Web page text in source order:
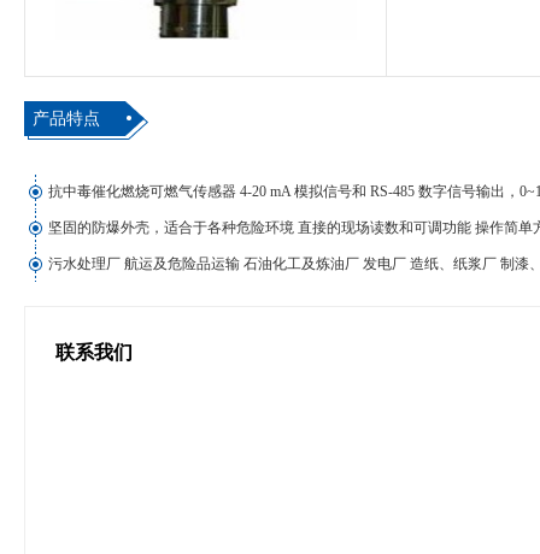
产品特点
抗中毒催化燃烧可燃气传感器 4-20 mA 模拟信号和 RS-485 数字信号输出，
坚固的防爆外壳，适合于各种危险环境 直接的现场读数和可调功能 操作简
污水处理厂 航运及危险品运输 石油化工及炼油厂 发电厂 造纸、纸浆厂 制漆
联系我们